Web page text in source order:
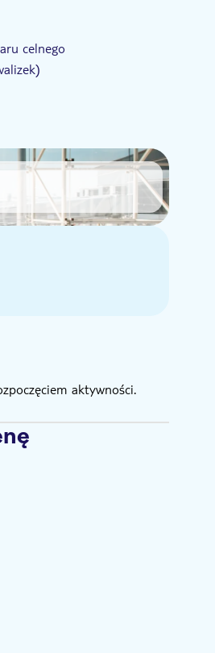
celnego
skontaktować się z
aktywności.